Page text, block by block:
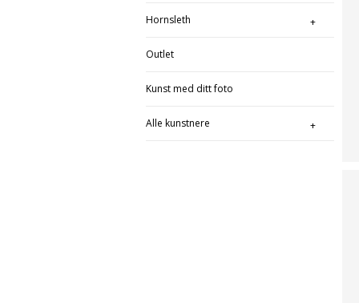
Hornsleth
Outlet
Kunst med ditt foto
Alle kunstnere